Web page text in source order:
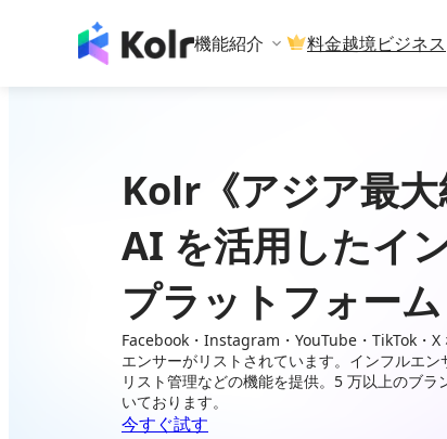
機能紹介 料金越境ビジネス
Kolr《アジア最大
AI を活用したイ
プラットフォーム
Facebook・Instagram・YouTube・TikTok・
エンサーがリストされています。インフルエ
リスト管理などの機能を提供。5 万以上のブ
いております。
今すぐ試す